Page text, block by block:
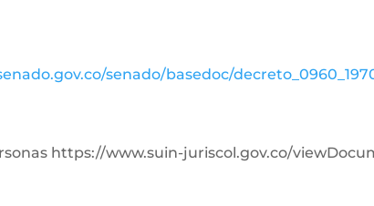
senado/basedoc/
https://www.suin-juriscol.gov.co/